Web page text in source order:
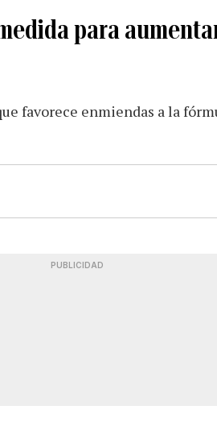
para
favorece enmiendas a la
PUBLICIDAD